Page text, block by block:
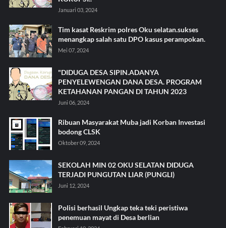
Januari 03, 2024
Tim kasat Reskrim polres Oku selatan.sukses
menangkap salah satu DPO kasus perampokan.
Mei 07, 2024
"DIDUGA DESA SIPIN.ADANYA
PENYELEWENGAN DANA DESA. PROGRAM
KETAHANAN PANGAN DI TAHUN 2023
Juni 06, 2024
Ribuan Masyarakat Muba jadi Korban Investasi
bodong CLSK
Oktober 09, 2024
SEKOLAH MIN 02 OKU SELATAN DIDUGA
TERJADI PUNGUTAN LIAR (PUNGLI)
Juni 12, 2024
Polisi berhasil Ungkap teka teki peristiwa
penemuan mayat di Desa berlian